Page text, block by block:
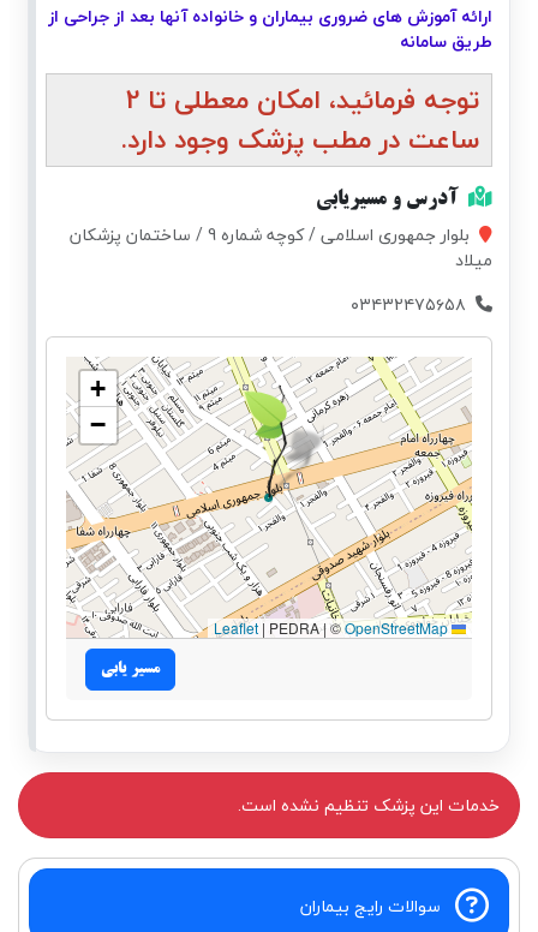
ارائه آموزش های ضروری بیماران و خانواده آنها بعد از جراحی از
طریق سامانه
توجه فرمائید، امکان معطلی تا 2
ساعت در مطب پزشک وجود دارد.
آدرس و مسیریابی
بلوار جمهوری اسلامی / کوچه شماره 9 / ساختمان پزشکان
میلاد
+
−
Leaflet
| PEDRA | ©OpenStreetMap
مسیر یابی
خدمات این پزشک تنظیم نشده است.
سوالات رایج بیماران